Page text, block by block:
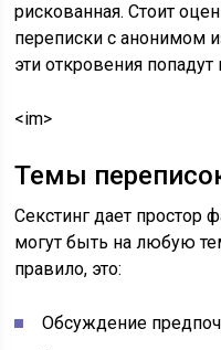
рискованная. Стоит
переписки с анонимом
эти откровения
<im>
Темы
Секстинг дает простор
могут быть на любую
правило, это:
Обсуждение